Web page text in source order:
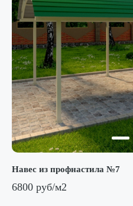
Навес из профнастила №7
6800 руб/м2